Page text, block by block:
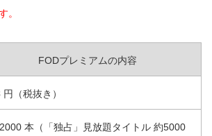
。
FODプレミアムの内容
（税抜き）
本（「独占」見放題タイトル 約5000